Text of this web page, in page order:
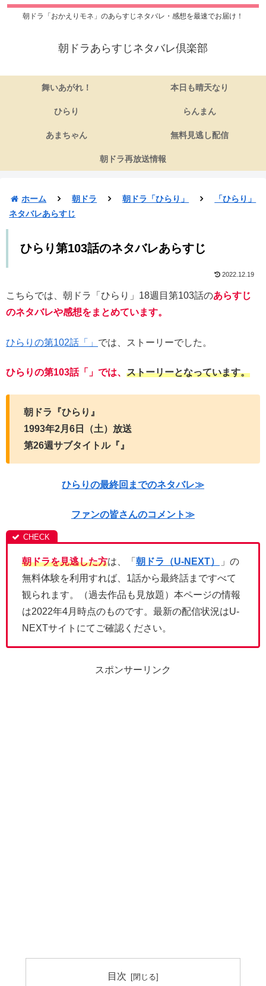
朝ドラ「おかえりモネ」のあらすじネタバレ・感想を最速でお届け！
朝ドラあらすじネタバレ倶楽部
舞いあがれ！ 本日も晴天なり
ひらり らんまん
あまちゃん 無料見逃し配信
朝ドラ再放送情報
ホーム 朝ドラ 朝ドラ「ひらり」
「ひらり」
ネタバレあらすじ
ひらり第103話のネタバレあらすじ
2022.12.19
こちらでは、朝ドラ「ひらり」18週目第103話のあらすじ
のネタバレや感想をまとめています。
ひらりの第102話「」 では、ストーリーでした。
ひらりの第103話「」では、 ストーリーとなっています。
朝ドラ『ひらり』
1993年2月6日（土）放送
第26週サブタイトル『』
ひらりの最終回までのネタバレ≫
ファンの皆さんのコメント≫
朝ドラを見逃した方は、「 朝ドラ（U-NEXT）
」の
無料体験を利用すれば、1話から最終話まですべて
観られます。（過去作品も見放題）本ページの情報
は2022年4月時点のものです。最新の配信状況はU-
NEXTサイトにてご確認ください。
スポンサーリンク
目次